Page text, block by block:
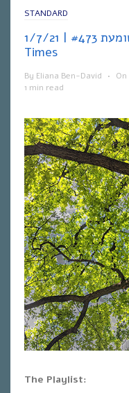
STANDARD
אחת ששומעת #473 | 1/7/21 | Sign ‘O’ The
Times
By Eliana Ben-David • On
1 min read
The Playlist: